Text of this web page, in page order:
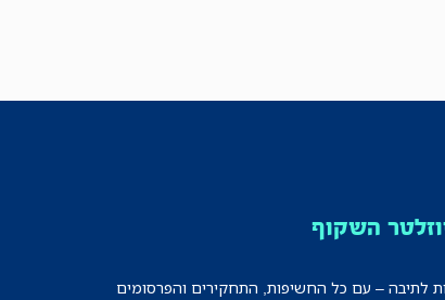
השקוף
לתיבה – עם כל החשיפות, התחקירים והפרסומים